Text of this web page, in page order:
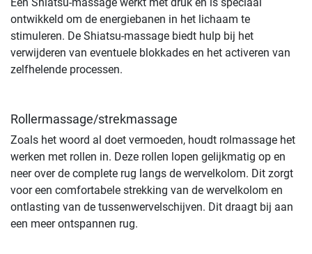
ontwikkeld om de energiebanen in het lichaam te
stimuleren. De Shiatsu-massage biedt hulp bij het
verwijderen van eventuele blokkades en het activeren van
zelfhelende processen.
Rollermassage/strekmassage
Zoals het woord al doet vermoeden, houdt rolmassage het
werken met rollen in. Deze rollen lopen gelijkmatig op en
neer over de complete rug langs de wervelkolom. Dit zorgt
voor een comfortabele strekking van de wervelkolom en
ontlasting van de tussenwervelschijven. Dit draagt bij aan
een meer ontspannen rug.